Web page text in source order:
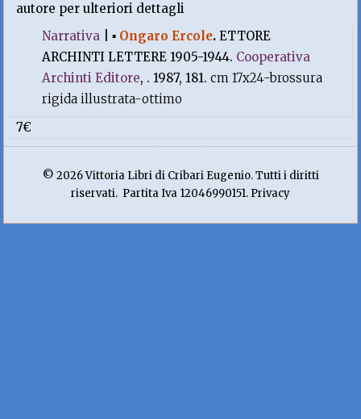
autore per ulteriori dettagli
Narrativa |▪ Ongaro Ercole.ETTORE
ARCHINTI LETTERE 1905-1944. Cooperativa
Archinti Editore, . 1987, 181.cm 17x24-brossura
rigida illustrata-ottimo
7€
© 2026 Vittoria Libri di Cribari Eugenio. Tutti i diritti
riservati. Partita Iva 12046990151. Privacy